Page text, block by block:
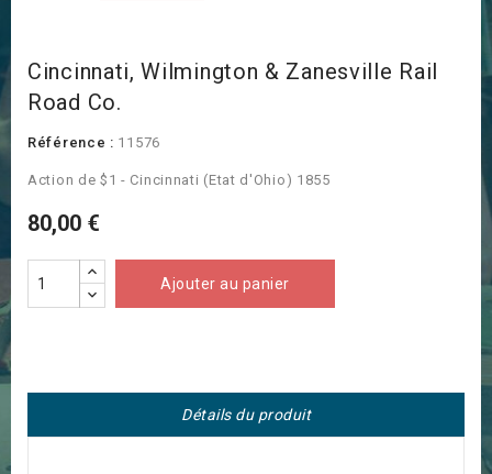
Cincinnati, Wilmington & Zanesville Rail
Road Co.
Référence : 11576
Action de $1 - Cincinnati (Etat d'Ohio) 1855
80,00 €
Ajouter au panier
Détails du produit